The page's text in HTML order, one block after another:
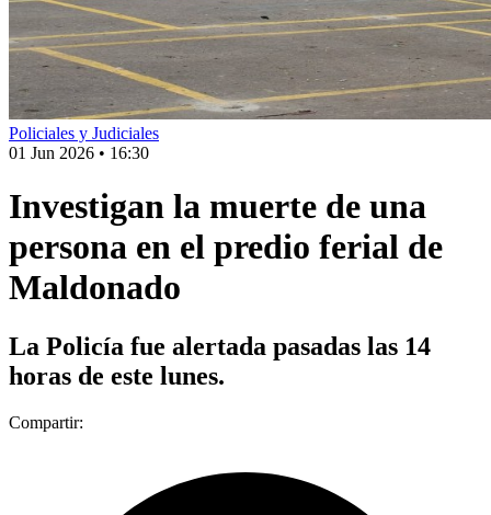
Policiales y Judiciales
01 Jun 2026 • 16:30
Investigan la muerte de una
persona en el predio ferial de
Maldonado
La Policía fue alertada pasadas las 14
horas de este lunes.
Compartir: